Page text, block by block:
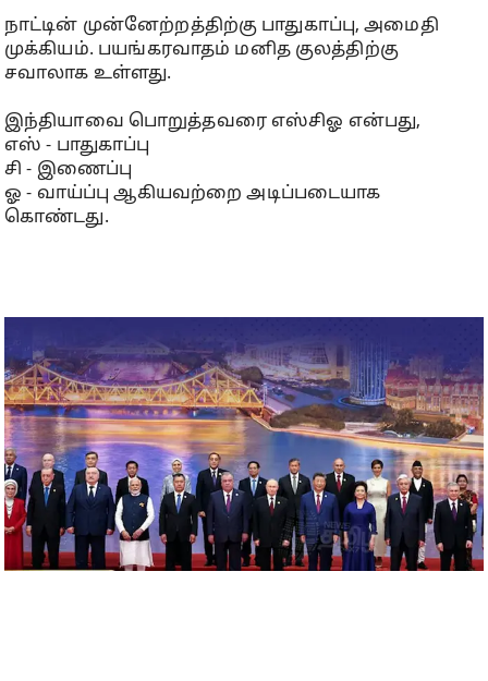
நாட்டின் முன்னேற்றத்திற்கு பாதுகாப்பு, அமைதி
முக்கியம். பயங்கரவாதம் மனித குலத்திற்கு
சவாலாக உள்ளது.
இந்தியாவை பொறுத்தவரை எஸ்சிஓ என்பது,
எஸ் - பாதுகாப்பு
சி - இணைப்பு
ஓ - வாய்ப்பு ஆகியவற்றை அடிப்படையாக
கொண்டது.